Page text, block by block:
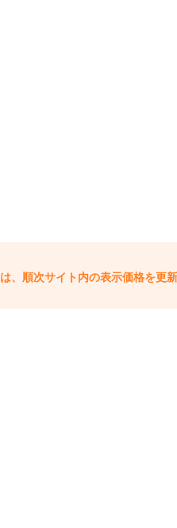
順次サイト内の表示価格を更新